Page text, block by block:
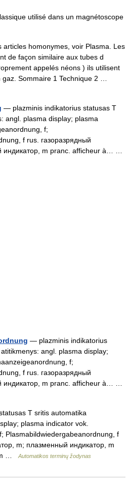
utilisé dans un magnétoscope
homonymes, voir Plasma. Les
de façon similaire aux tubes d
appelés néons ) ils utilisent
gaz. Sommaire 1 Technique 2 …
— plazminis indikatorius statusas T
angl. plasma display; plasma
f;
f rus. газоразрядный
индикатор, m pranc. afficheur à… …
— plazminis indikatorius
angl. plasma display;
f;
f rus. газоразрядный
индикатор, m pranc. afficheur à… …
T sritis automatika
plasma indicator vok.
Plasmabildwiedergabeanordnung, f
m; плазменный индикатор, m
m …
Automatikos terminų žodynas